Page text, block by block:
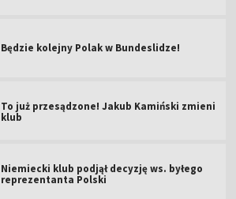
Będzie kolejny Polak w Bundeslidze!
To już przesądzone! Jakub Kamiński zmieni
klub
Niemiecki klub podjął decyzję ws. byłego
reprezentanta Polski